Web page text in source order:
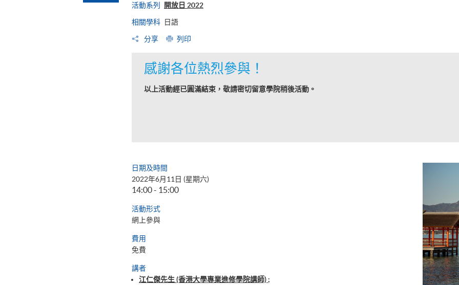
活動系列 開放日 2022
相關學科 日語
分享 列印
感謝各位熱烈參與！
以上活動經已圓滿結束，敬請密切留意學院稍後活動。
日期及時間
2022年6月11日 (星期六)
14:00 - 15:00
活動形式
網上參與
費用
免費
講者
江仁傑先生 (香港大學專業進修學院講師) ;